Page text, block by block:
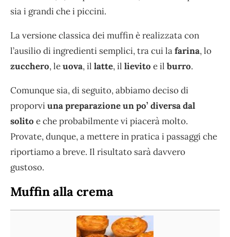
sia i grandi che i piccini.
La versione classica dei muffin è realizzata con
l’ausilio di ingredienti semplici, tra cui lafarina, lo
zucchero, leuova, il latte, il lievito e il burro.
Comunque sia, di seguito, abbiamo deciso di
proporviuna preparazione un po’ diversa dal
solito e che probabilmente vi piacerà molto.
Provate, dunque, a mettere in pratica i passaggi che
riportiamo a breve. Il risultato sarà davvero
gustoso.
Muffin alla crema